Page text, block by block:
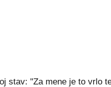
stav: "Za mene je to vrlo